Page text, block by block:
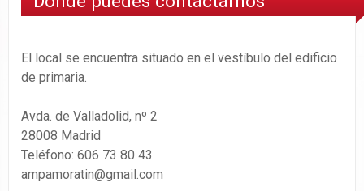
El local se encuentra situado en el vestíbulo del edificio
de primaria.
Avda. de Valladolid, nº 2
28008 Madrid
Teléfono: 606 73 80 43
ampamoratin@gmail.com